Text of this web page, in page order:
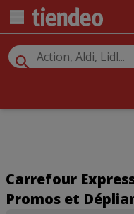
Carrefour
Promos et